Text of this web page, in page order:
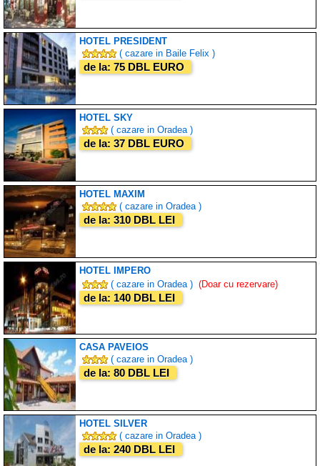
HOTEL PRESIDENT
( cazare in Baile Felix )
de la: 75 DBL EURO
HOTEL SKY
( cazare in Oradea )
de la: 37 DBL EURO
HOTEL MAXIM
( cazare in Oradea )
de la: 310 DBL LEI
HOTEL IMPERO
( cazare in Oradea ) (Doar cu rezervare)
de la: 140 DBL LEI
CASA PAVEIOS
( cazare in Oradea )
de la: 80 DBL LEI
HOTEL SILVER
( cazare in Oradea )
de la: 240 DBL LEI